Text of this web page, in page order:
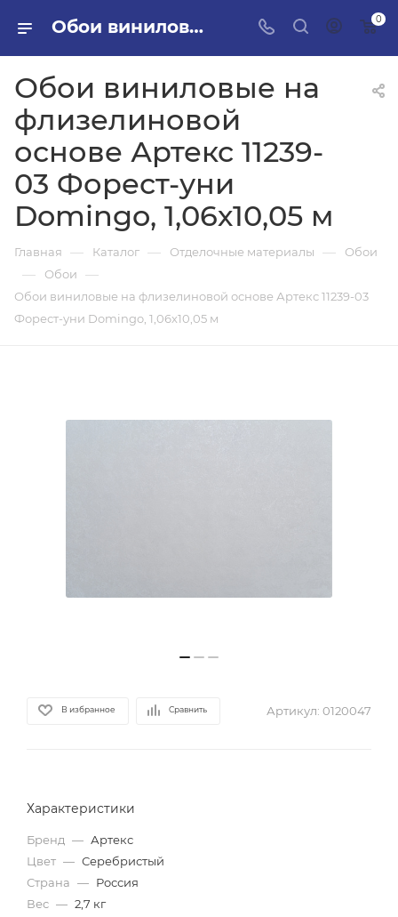
Обои виниловые на флизелиновой основе Артекс 11239-03 Форест-уни Domingo, 1,06х10,05 м в ПИЛОН — купить стройматериалы в интернет-магазине ПИЛОН с доставкой оптом и в розницу 0
Обои виниловые на
флизелиновой
основе Артекс 11239-
03 Форест-уни
Domingo, 1,06х10,05 м
Главная — Каталог — Отделочные материалы — Обои
— Обои —
Обои виниловые на флизелиновой основе Артекс 11239-03
Форест-уни Domingo, 1,06х10,05 м
В избранное Сравнить Артикул: 0120047
Характеристики
Бренд — Артекс
Цвет — Серебристый
Страна — Россия
Вес — 2,7 кг